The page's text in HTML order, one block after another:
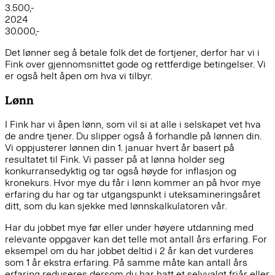
3.500,-
2024
30.000,-
Det lønner seg å betale folk det de fortjener, derfor har vi i
Fink over gjennomsnittet gode og rettferdige betingelser. Vi
er også helt åpen om hva vi tilbyr.
Lønn
I Fink har vi åpen lønn, som vil si at alle i selskapet vet hva
de andre tjener. Du slipper også å forhandle på lønnen din.
Vi oppjusterer lønnen din 1. januar hvert år basert på
resultatet til Fink. Vi passer på at lønna holder seg
konkurransedyktig og tar også høyde for inflasjon og
kronekurs. Hvor mye du får i lønn kommer an på hvor mye
erfaring du har og tar utgangspunkt i uteksamineringsåret
ditt, som du kan sjekke med lønnskalkulatoren vår.
Har du jobbet mye før eller under høyere utdanning med
relevante oppgaver kan det telle mot antall års erfaring. For
eksempel om du har jobbet deltid i 2 år kan det vurderes
som 1 år ekstra erfaring. På samme måte kan antall års